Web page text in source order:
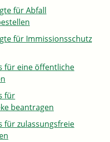
für Abfall
für Immissionsschutz
für eine öffentliche
für
beantragen
für zulassungsfreie